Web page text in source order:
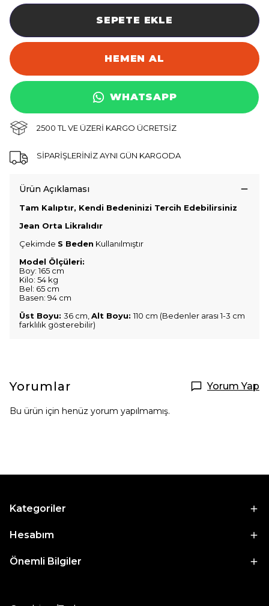
SEPETE EKLE
HEMEN AL
WHATSAPP
2500 TL VE ÜZERİ KARGO ÜCRETSİZ
SİPARİŞLERİNİZ AYNI GÜN KARGODA
Ürün Açıklaması
Tam Kalıptır, Kendi Bedeninizi Tercih Edebilirsiniz
Jean Orta Likralıdır
Çekimde S Beden Kullanılmıştır
Model Ölçüleri:
Boy: 165 cm
Kilo: 54 kg
Bel: 65 cm
Basen: 94 cm
Üst Boyu: 36 cm, Alt Boyu:110 cm (Bedenler arası 1-3 cm
farklılık gösterebilir)
Yorumlar Yorum Yap
Bu ürün için henüz yorum yapılmamış.
Kategoriler
Hesabım
Önemli Bilgiler